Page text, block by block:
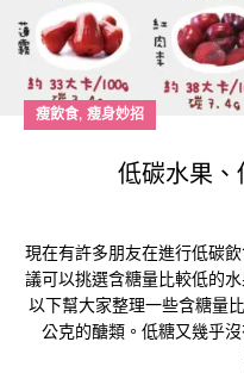
瘦飲食, 瘦身妙招
低碳水果、
現在有許多朋友在進行低碳
議可以挑選含糖量比較低的
以下幫大家整理一些含糖量
公克的醣類。低糖又幾乎